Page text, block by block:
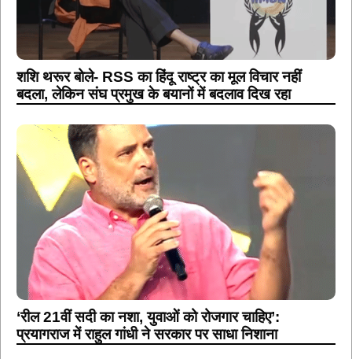
शशि थरूर बोले- RSS का हिंदू राष्ट्र का मूल विचार नहीं
बदला, लेकिन संघ प्रमुख के बयानों में बदलाव दिख रहा
‘रील 21वीं सदी का नशा, युवाओं को रोजगार चाहिए’:
प्रयागराज में राहुल गांधी ने सरकार पर साधा निशाना